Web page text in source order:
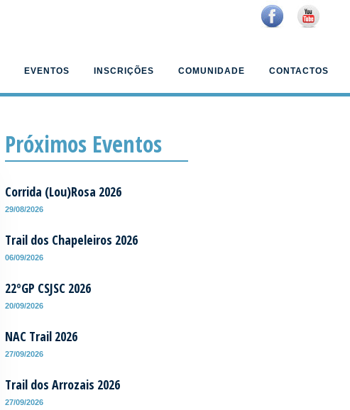
EVENTOS INSCRIÇÕES COMUNIDADE CONTACTOS
Próximos Eventos
Corrida (Lou)Rosa 2026
29/08/2026
Trail dos Chapeleiros 2026
06/09/2026
22ºGP CSJSC 2026
20/09/2026
NAC Trail 2026
27/09/2026
Trail dos Arrozais 2026
27/09/2026